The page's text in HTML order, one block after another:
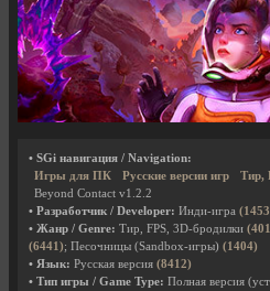
• SGi навигация / Navigation:
Игры для ПК
Русские версии игр
Тир,
Beyond Contact v1.2.2
• Разработчик / Developer: Инди-игра
• Жанр / Genre: Тир, FPS, 3D-бродилки
(6441); Песочницы (Sandbox-игры) (1404)
• Язык: Русская версия (8412)
• Тип игры / Game Type: Полная версия